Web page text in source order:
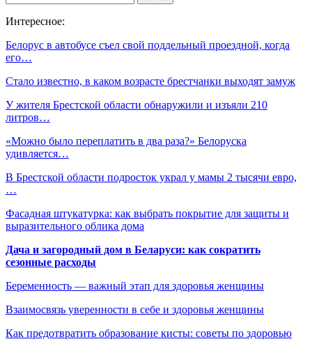
Интересное:
Белорус в автобусе съел свой поддельный проездной, когда
его…
Стало известно, в каком возрасте брестчанки выходят замуж
У жителя Брестской области обнаружили и изъяли 210
литров…
«Можно было переплатить в два раза?» Белоруска
удивляется…
В Брестской области подросток украл у мамы 2 тысячи евро,
…
Фасадная штукатурка: как выбрать покрытие для защиты и
выразительного облика дома
Дача и загородный дом в Беларуси: как сократить
сезонные расходы
Беременность — важный этап для здоровья женщины
Взаимосвязь уверенности в себе и здоровья женщины
Как предотвратить образование кисты: советы по здоровью